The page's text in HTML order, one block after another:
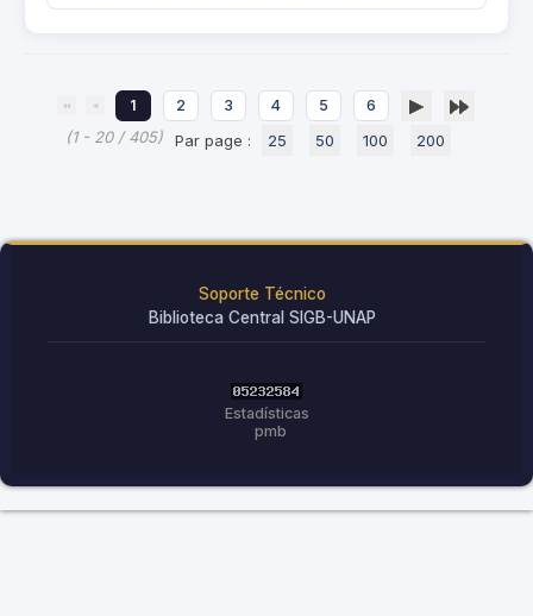
1 2 3 4 5 6
(1 - 20 / 405) Par page : 25 50 100 200
Soporte Técnico
Biblioteca Central SIGB-UNAP
Estadísticas
pmb